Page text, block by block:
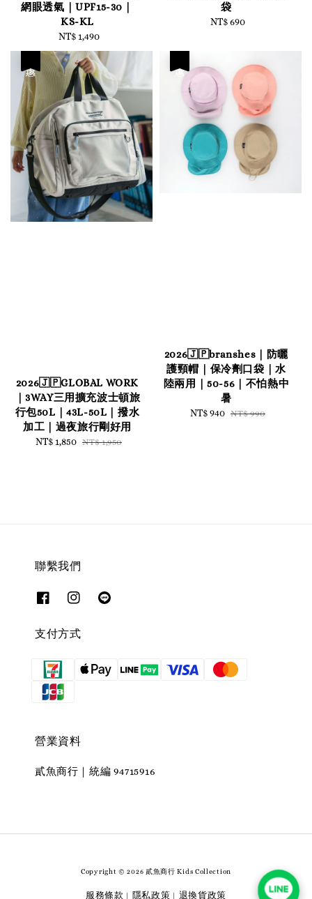
網眼透氣｜UPF15-30｜
KS-KL
Regular
price
NT$ 1,490
袋
Regular
NT$ 690
2026🇯🇵GLOBAL WORK
｜3WAY三用擴充波士頓旅
行包50L｜43L-50L｜撥水
加工｜過夜旅行剛好用
Sale
NT$ 1,850 Regular
NT$ 1,950
2026🇯🇵branshes｜防曬
護頸帽｜保冷劑口袋｜水
陸兩用｜50-56｜不怕熱中
暑
Sale
NT$ 940 Regular
NT$ 990
聯繫我們
支付方式
營業資料
貳魚商行｜統編 94715916
Copyright © 2026 貳魚商行 Kids Collection
服務條款 隱私政策 退換貨政策